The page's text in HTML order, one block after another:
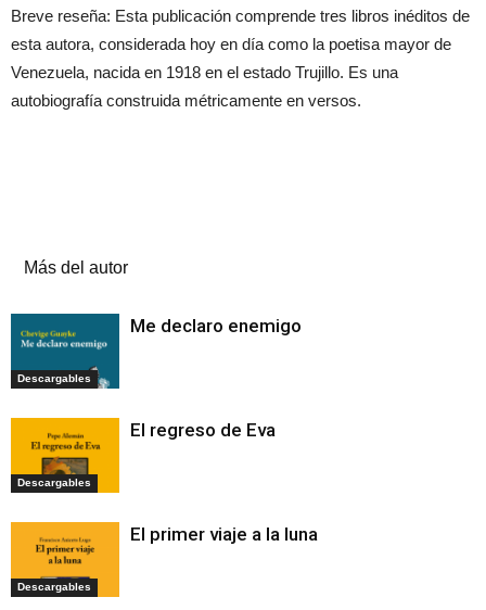
Breve reseña: Esta publicación comprende tres libros inéditos de
esta autora, considerada hoy en día como la poetisa mayor de
Venezuela, nacida en 1918 en el estado Trujillo. Es una
autobiografía construida métricamente en versos.
Más del autor
Descargables
Me declaro enemigo
Descargables
El regreso de Eva
Descargables
El primer viaje a la luna